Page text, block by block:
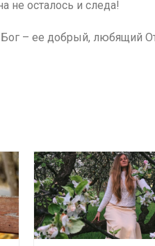
не осталось и следа!
Бог – ее добрый, любящий